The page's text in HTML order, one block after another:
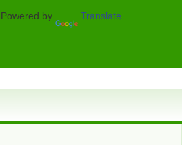
Powered by Translate